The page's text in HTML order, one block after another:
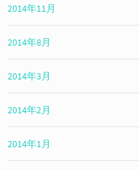
2014年11月
2014年8月
2014年3月
2014年2月
2014年1月